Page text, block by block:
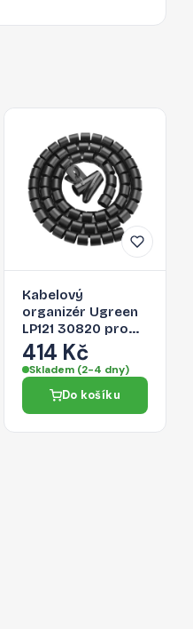
Kabelový
organizér Ugreen
LP121 30820 pro
kabely - černá
414 Kč
Skladem (2-4 dny)
Do košíku